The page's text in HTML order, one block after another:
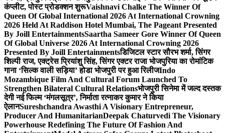
कंप्लीट, पोस्ट प्रोडक्शन शुरूVaishnavi Chalke The Winner Of
Queen Of Global International 2026 At International Crowning
2026 Held At Raddison Hotel Mumbai, The Pageant Presented
By Joill EntertainmentsSaartha Sameer Gore Winner Of Queen
Of Global Universe 2026 At International Crowning 2026
Presented By Joill Entertainmentsडिजिटल स्टार सौरभ शर्मा, सिंगर
शिल्पी राज, एक्ट्रेस प्रियांशु सिंह, सिंगर एक्टर राजा भोजपुरिया का रोमांटिक
गाना ‘सिल्क वाली सड़िया’ होडा भोजपुरी पर हुआ रिलीजIndo
Mozambique Film And Cultural Forum Launched To
Strengthen Bilateral Cultural Relationsभोजपुरी सिनेमा में जल्द दस्तक
देगी नई फिल्म ‘मंगलसूत्र’, निर्माता रत्नाकर कुमार ने किया
ऐलानSureshchandra Awasthi A Visionary Entrepreneur,
Producer And HumanitarianDeepak Chaturvedi The Visionary
Powerhouse Redefining The Future Of Fashion And